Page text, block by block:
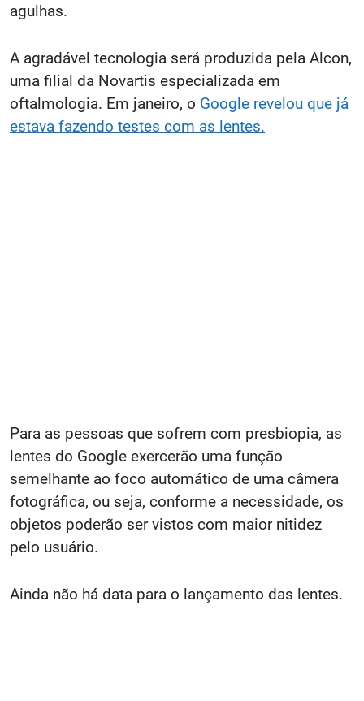
agulhas.
A agradável tecnologia será produzida pela Alcon,
uma filial da Novartis especializada em
oftalmologia. Em janeiro, o Google revelou que já
estava fazendo testes com as lentes.
Para as pessoas que sofrem com presbiopia, as
lentes do Google exercerão uma função
semelhante ao foco automático de uma câmera
fotográfica, ou seja, conforme a necessidade, os
objetos poderão ser vistos com maior nitidez
pelo usuário.
Ainda não há data para o lançamento das lentes.